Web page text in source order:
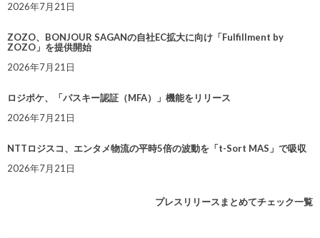
2026年7月21日
ZOZO、BONJOUR SAGANの自社EC拡大に向け「Fulfillment by
ZOZO」を提供開始
2026年7月21日
ロジポケ、「パスキー認証（MFA）」機能をリリース
2026年7月21日
NTTロジスコ、エンタメ物流の平時5倍の波動を「t-Sort MAS」で吸収
2026年7月21日
プレスリリースまとめてチェック一覧